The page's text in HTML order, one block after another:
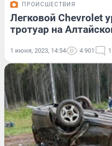
ПРОИСШЕСТВИЯ
Легковой Chevrolet
тротуар на
1 июня, 2023, 14:54 4 901 1